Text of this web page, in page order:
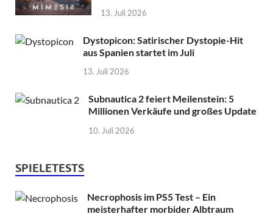
13. Juli 2026
Dystopicon: Satirischer Dystopie-Hit
aus Spanien startet im Juli
13. Juli 2026
Subnautica 2 feiert Meilenstein: 5
Millionen Verkäufe und großes Update
10. Juli 2026
SPIELETESTS
Necrophosis im PS5 Test – Ein
meisterhafter morbider Albtraum